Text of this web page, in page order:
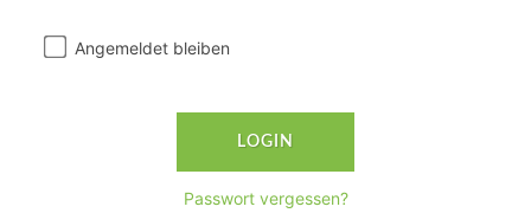
Angemeldet bleiben
Passwort vergessen?